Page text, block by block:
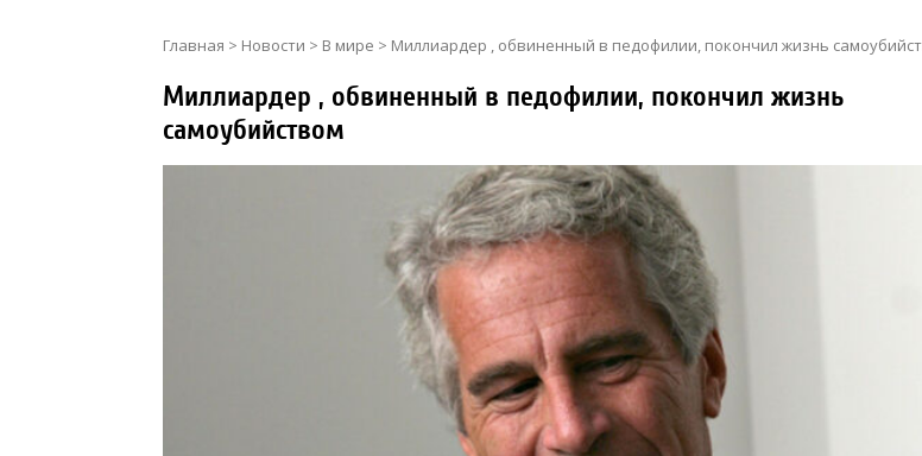
Главная > Новости > В мире > Миллиардер , обвиненный в педофилии, покончил жизнь
Миллиардер , обвиненный в педофилии, покончил жизнь
самоубийством